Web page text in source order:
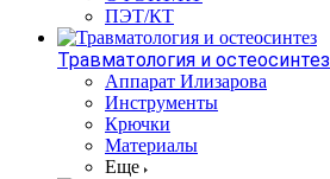
ПЭТ/КТ
Травматология и остеосинтез
Аппарат Илизарова
Инструменты
Крючки
Материалы
Еще